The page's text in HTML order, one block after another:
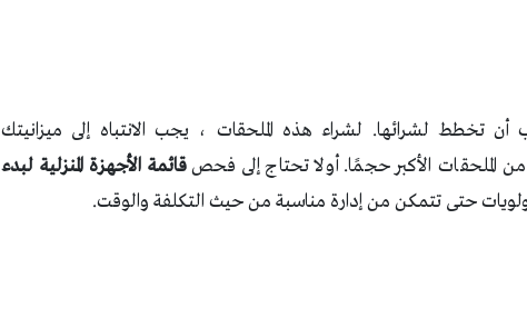
أن تخطط لشرائها. لشراء هذه الملحقات ، يجب الانتباه إلى ميزانيتك
الملحقات الأكبر حجمًا. أولا تحتاج إلى فحصقائمة الأجهزة المنزلية لبدء
حتى تتمكن من إدارة مناسبة من حيث التكلفة والوقت.